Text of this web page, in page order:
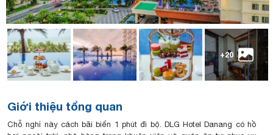
+20
Giới thiệu tổng quan
Chỗ nghỉ này cách bãi biển 1 phút đi bộ. DLG Hotel Danang có hồ